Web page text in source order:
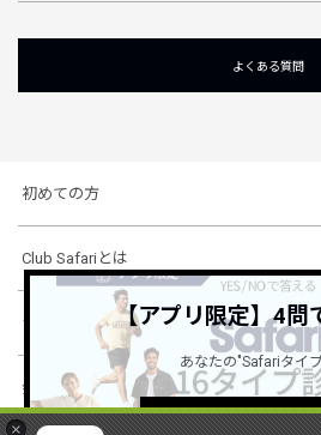
×
よくある質問
初めての方
Club Safariとは
ショッピングガイド
会社概要・規約
【アプリ限定】4問
あなたの"Safariタイ
詳しくはこちら